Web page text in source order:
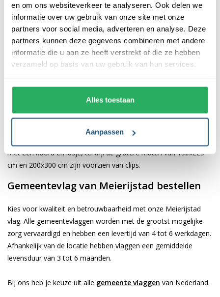
en om ons websiteverkeer te analyseren. Ook delen we
informatie over uw gebruik van onze site met onze
partners voor social media, adverteren en analyse. Deze
partners kunnen deze gegevens combineren met andere
informatie die u aan ze heeft verstrekt of die ze hebben
verzameld op basis van uw gebruik van hun services.
Alles toestaan
Aanpassen
Afwerking van de vlag Meierijstad
De afwerking van onze vlaggen is van hoge kwaliteit. Ze zijn
voorzien van een sterke kopband en een dubbele stiknaad, wat
bijdraagt aan hun duurzaamheid en stevigheid. Wij bieden de
vlag vanMeierijstadaan in verschillende afmetingen: 40x60 cm,
Afhankelijk van de afmetingen die je kiest, worden de vlaggen
voorzien van verschillende bevestigingsmogelijkheden. De
met een koord en lusje, terwijl de grotere maten van 150x225
cm en 200x300 cm zijn voorzien van clips.
Gemeentevlag van Meierijstad bestellen
Kies voor kwaliteit en betrouwbaarheid met onze Meierijstad
vlag. Alle gemeentevlaggen worden met de grootst mogelijke
zorg vervaardigd en hebben een levertijd van 4 tot 6 werkdagen.
Afhankelijk van de locatie hebben vlaggen een gemiddelde
levensduur van 3 tot 6 maanden.
Bij ons heb je keuze uit alle gemeente vlaggen van Nederland.